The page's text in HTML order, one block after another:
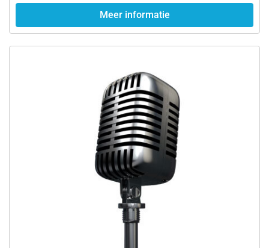
Meer informatie